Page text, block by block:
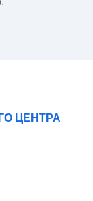
ЦЕНТРА